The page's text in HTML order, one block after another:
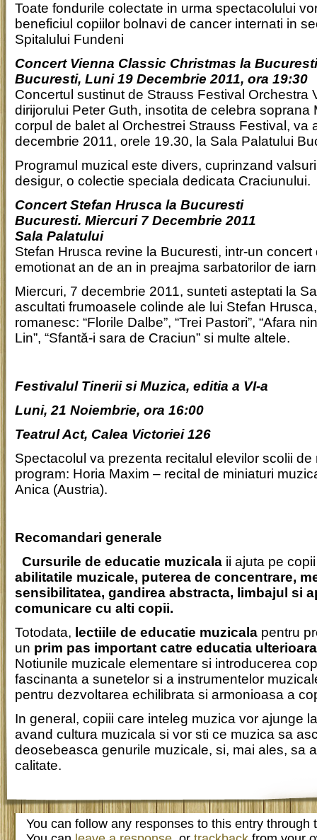
Toate fondurile colectate in urma spectacolului
beneficiul copiilor bolnavi de cancer internati in
Spitalului Fundeni
Concert Vienna Classic Christmas la Bucuresti
Bucuresti, Luni 19 Decembrie 2011, ora 19:30
Concertul sustinut de Strauss Festival Orchestra
dirijorului Peter Guth, insotita de celebra soprana
corpul de balet al Orchestrei Strauss Festival, va
decembrie 2011, orele 19.30, la Sala Palatului
Programul muzical este divers, cuprinzand
desigur, o colectie speciala dedicata Craciunului.
Concert Stefan Hrusca la Bucuresti
Bucuresti. Miercuri 7 Decembrie 2011
Sala Palatului
Stefan Hrusca revine la Bucuresti, intr-un
emotionat an de an in preajma sarbatorilor de
Miercuri, 7 decembrie 2011, sunteti asteptati la
ascultati frumoasele colinde ale lui Stefan
romanesc: “Florile Dalbe”, “Trei Pastori”, “Afara
Lin”, “Sfantă-i sara de Craciun” si multe altele.
Festivalul Tinerii si Muzica, editia a VI-a
Luni, 21 Noiembrie, ora 16:00
Teatrul Act, Calea Victoriei 126
Spectacolul va prezenta recitalul elevilor scolii de
program: Horia Maxim – recital de miniaturi
Anica (Austria).
Recomandari generale
Cursurile de educatie muzicala ii ajuta pe
abilitatile muzicale, puterea de concentrare,
sensibilitatea, gandirea abstracta, limbajul si
comunicare cu alti copii.
Totodata, lectiile de educatie muzicala pentru
un prim pas important catre educatia ulterioara
Notiunile muzicale elementare si introducerea
fascinanta a sunetelor si a instrumentelor
pentru dezvoltarea echilibrata si armonioasa a
In general, copiii care inteleg muzica vor ajunge
avand cultura muzicala si vor sti ce muzica sa
deosebeasca genurile muzicale, si, mai ales, sa
calitate.
You can follow any responses to this entry through